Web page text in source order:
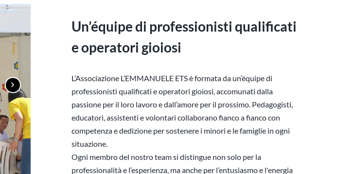
Un’équipe di professionisti qualificati
e operatori gioiosi
L’Associazione L’EMMANUELE ETS è formata da un’équipe di
professionisti qualificati e operatori gioiosi, accomunati dalla
passione per il loro lavoro e dall’amore per il prossimo. Pedagogisti,
educatori, assistenti e volontari collaborano fianco a fianco con
competenza e dedizione per sostenere i minori e le famiglie in ogni
situazione.
Ogni membro del nostro team si distingue non solo per la
professionalità e l’esperienza, ma anche per l’entusiasmo e l'energia